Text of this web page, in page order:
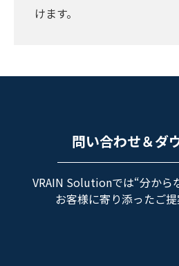
けます。
問い合わせ＆ダ
VRAIN Solutionでは“分から
お客様に寄り添ったご